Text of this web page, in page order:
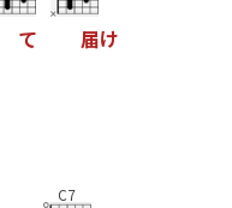
て 届け
C7